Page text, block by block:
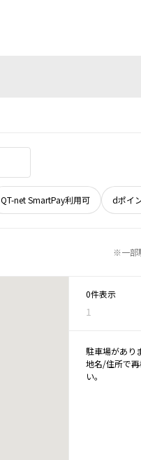
QT-net SmartPay利用可 dポイ
※一部
0件表示
1
駐車場があり
地名/住所で
い。